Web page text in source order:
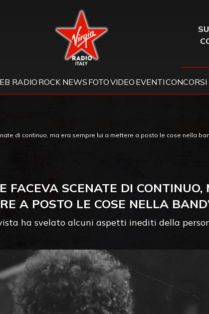
Virgin Radio
RADIO ROCK NEWS FOTOVIDEO EVENTICONCORSI
di continuo, ma era sempre lui a mettere a posto le cose nella
FACEVA SCENATE DI
A POSTO LE COSE NELLA
ha svelato alcuni aspetti inediti della